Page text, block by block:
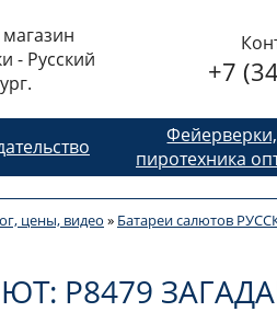
- Русский
+7
Фейерверки,
пиротехника
цены, видео » Батареи салютов
Р8479